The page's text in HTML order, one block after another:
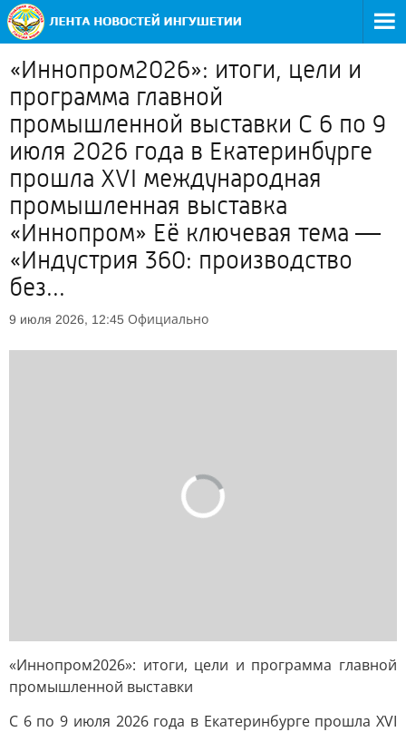
«Иннопром2026»: итоги, цели и
программа главной
промышленной выставки С 6 по 9
июля 2026 года в Екатеринбурге
прошла XVI международная
промышленная выставка
«Иннопром» Её ключевая тема —
«Индустрия 360: производство
без...
9 июля 2026, 12:45 Официально
«Иннопром2026»: итоги, цели и программа главной
промышленной выставки
С 6 по 9 июля 2026 года в Екатеринбурге прошла XVI